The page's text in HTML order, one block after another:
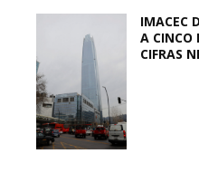
IMACEC
A CINCO
CIFRAS